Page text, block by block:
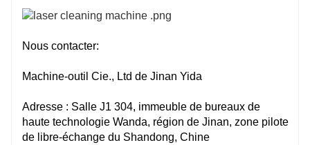
Nous contacter:
Machine-outil Cie., Ltd de Jinan Yida
Adresse : Salle J1 304, immeuble de bureaux de
haute technologie Wanda, région de Jinan, zone pilote
de libre-échange du Shandong, Chine